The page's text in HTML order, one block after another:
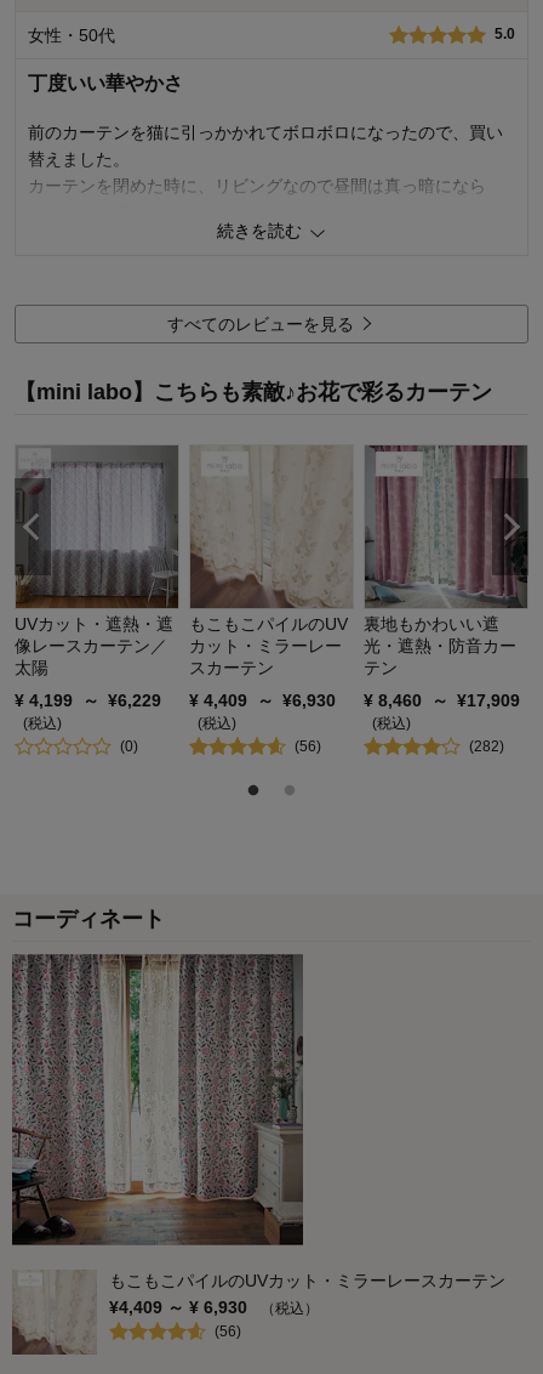
使用感・使いやすさ
枚
使用場所： 寝室
商品を使う人： 自分
女性・50代 5.0
丁度いい華やかさ
前のカーテンを猫に引っかかれてボロボロになったので、買い
替えました。
カーテンを閉めた時に、リビングなので昼間は真っ暗になら
猫たちも引っ搔かなくなり、快適です。
価格
4.0
使用感・使いやすさ
5.0
購入商品：
ミモザ, 約１００×２００×2枚
使用場所：
購入のきっかけ：
商品を使う人：
続きを読む
すべてのレビューを見る
【mini labo】こちらも素敵♪お花で彩るカーテン
UVカット・遮熱・遮
像レースカーテン／
太陽
¥ 4,199 ～ ¥6,229
(税込)
(0)
もこもこパイルのUV
カット・ミラーレー
スカーテン
¥ 4,409 ～ ¥6,930
(税込)
(56)
裏地もかわいい遮
光・遮熱・防音カー
テン
¥ 8,460 ～ ¥17,909
(税込)
(282)
コーディネート
もこもこパイルのUVカット・ミラーレースカーテン
¥4,409 ～ ¥ 6,930
（税込）
(56)